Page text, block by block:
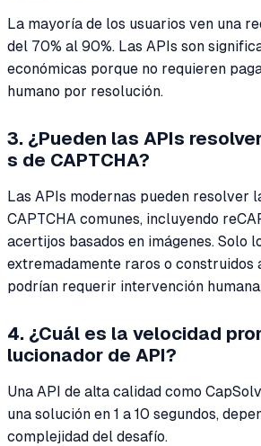
La mayoría de los usuarios ven una
del 70% al 90%. Las APIs son
económicas porque no requieren
humano por resolución.
3. ¿Pueden las APIs
s de CAPTCHA?
Las APIs modernas pueden resolver
CAPTCHA comunes, incluyendo
acertijos basados en imágenes. Solo
extremadamente raros o construidos
podrían requerir intervención humana.
4. ¿Cuál es la velocidad
lucionador de API?
Una API de alta calidad como
una solución en 1 a 10 segundos,
complejidad del desafío.